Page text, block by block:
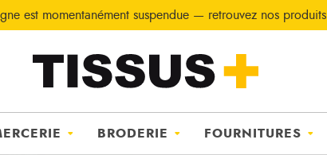
est momentanément suspendue — retrouvez nos produits
BRODERIE FOURNITURES